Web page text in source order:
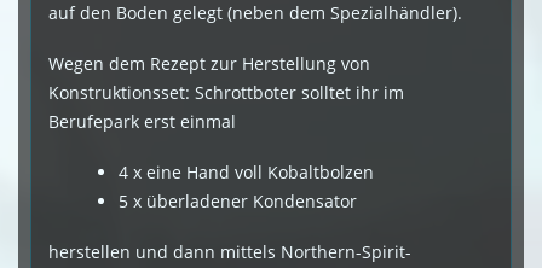
auf den Boden gelegt (neben dem Spezialhändler).
Wegen dem Rezept zur Herstellung von
Konstruktionsset: Schrottboter solltet ihr im
Berufepark erst einmal
4 x eine Hand voll Kobaltbolzen
5 x überladener Kondensator
herstellen und dann mittels Northern-Spirit-